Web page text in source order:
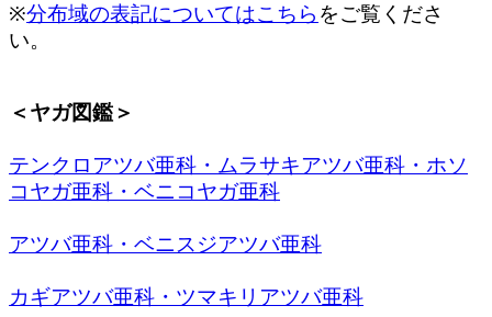
※分布域の表記についてはこちら をご覧くださ
い。
＜ヤガ図鑑＞
テンクロアツバ亜科・ムラサキアツバ亜科・ホソ
コヤガ亜科・ベニコヤガ亜科
アツバ亜科・ベニスジアツバ亜科
カギアツバ亜科・ツマキリアツバ亜科